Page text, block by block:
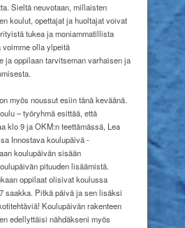
Sieltä neuvotaan, millaisten
koulut, opettajat ja huoltajat voivat
tukea ja moniammatillista
olla ylpeitä
ja oppilaan tarvitseman varhaisen ja
myös noussut esiin tänä keväänä.
– työryhmä esittää, että
klo 9 ja OKM:n teettämässä, Lea
Innostava koulupäivä -
koulupäivän sisään
pituuden lisäämistä.
oppilaat olisivat koulussa
saakka. Pitkä päivä ja sen lisäksi
Koulupäivän rakenteen
edellyttäisi nähdäkseni myös